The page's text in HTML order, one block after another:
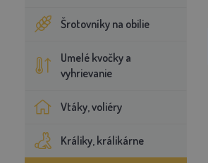
Šrotovníky na obilie
Umelé kvočky a
vyhrievanie
Vtáky, voliéry
Králiky, králikárne